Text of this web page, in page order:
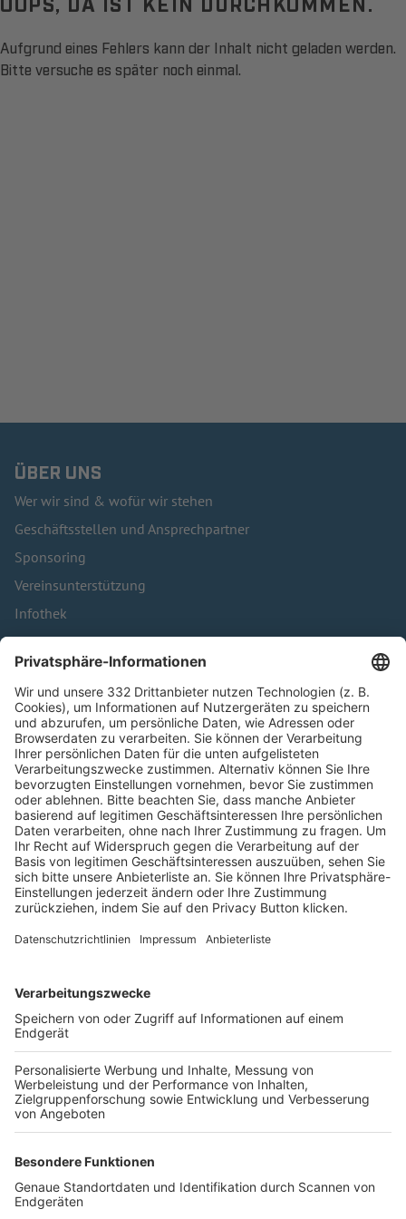
Aufgrund eines Fehlers kann der Inhalt nicht geladen werden.
Bitte versuche es später noch einmal.
ÜBER UNS
Wer wir sind & wofür wir stehen
Geschäftsstellen und Ansprechpartner
Sponsoring
Vereinsunterstützung
Infothek
Kontakt
HÄUFIG BESUCHTE SEITEN
Pässe und Vereinswechsel
Trainerausbildung
Schulungsangebot Vereinsmitarbeiter
BFV-Geschäftsstellen
Trainerbörse
Login SpielPlus
FOLGE DEM BFV
TOP-VEREINE
TOP-PARTNER